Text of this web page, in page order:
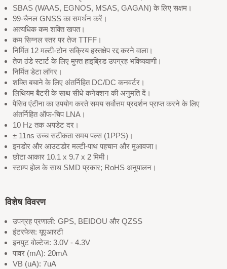
SBAS (WAAS, EGNOS, MSAS, GAGAN) के लिए सक्षम।
99-चैनल GNSS का समर्थन करें।
अत्यधिक कम शक्ति खपत।
कम सिग्नल स्तर पर तेज TTFF।
निर्मित 12 मल्टी-टोन सक्रिय हस्तक्षेप रद्द करने वाला।
तेज ठंडे स्टार्ट के लिए मुफ्त हाइब्रिड उपग्रह भविष्यवाणी।
निर्मित डेटा लॉगर।
शक्ति बचाने के लिए अंतर्निहित DC/DC कनवर्टर।
लिथियम बैटरी के साथ सीधे कनेक्शन की अनुमति दें।
पैसिव एंटीना का उपयोग करते समय सर्वोत्तम प्रदर्शन प्राप्त करने के लिए
अंतर्निहित ऑफ-चिप LNA।
10 Hz तक अपडेट दर।
± 11ns उच्च सटीकता समय पल्स (1PPS)।
इनडोर और आउटडोर मल्टी-पाथ पहचान और मुआवजा।
छोटा आकार 10.1 x 9.7 x 2 मिमी।
स्टाम्प होल के साथ SMD प्रकार; RoHS अनुपालन।
विशेष विवरण
उपग्रह प्रणाली: GPS, BEIDOU और QZSS
इंटरफेस: यूएआरटी
इनपुट वोल्टेज: 3.0V - 4.3V
पावर (mA): 20mA
VB (uA): 7uA